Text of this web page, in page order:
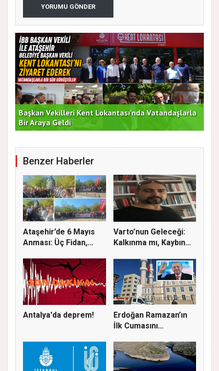
YORUMU GÖNDER
Başkan Vekilleri Kent Lokantası'nda Vatandaşlarla
Bir Araya Geldi
Benzer Haberler
Ataşehir’de 6 Mayıs
Anması: Üç Fidan,
Varto’nun Geleceği:
Kalkınma mı, Kaybın
Antalya'da deprem!
Erdoğan Ramazan’ın
İlk Cumasını